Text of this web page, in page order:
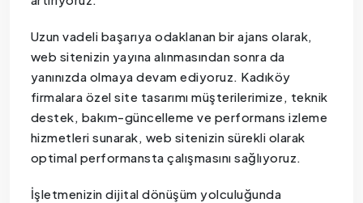
Uzun vadeli başarıya odaklanan bir ajans olarak,
web sitenizin yayına alınmasından sonra da
yanınızda olmaya devam ediyoruz. Kadıköy
firmalara özel site tasarımı müşterilerimize, teknik
destek, bakım-güncelleme ve performans izleme
hizmetleri sunarak, web sitenizin sürekli olarak
optimal performansta çalışmasını sağlıyoruz.
İşletmenizin dijital dönüşüm yolculuğunda